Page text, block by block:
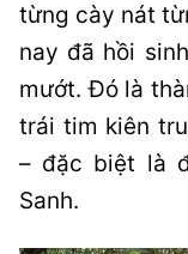
từng cày nát
nay đã hồi
mướt. Đó là
trái tim kiên
– đặc biệt là
Sanh.